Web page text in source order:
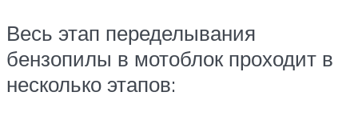
Весь этап переделывания
бензопилы в мотоблок проходит в
несколько этапов: